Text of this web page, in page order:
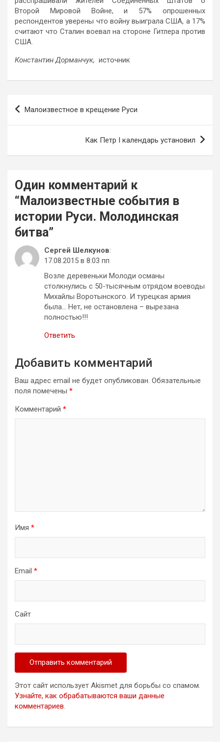
Второй Мировой Войне, и 57% опрошенных
респондентов уверены что войну выиграла США, а 17%
считают что Сталин воевал на стороне Гитлера против
США.
Константин Дорманчук, источник
Навигация
Малоизвестное в крещение Руси
Как Петр I календарь установил
Один комментарий к
“ Малоизвестные события в
истории Руси. Молодинская
битва”
Сергей Шелкунов:
17.08.2015 в 8:03 пп
Возле деревеньки Молоди османы
столкнулись с 50-тысячным отрядом воеводы
Михайлы Воротынского. И турецкая армия
была… Hет, не остановлена – вырезана
полностью!!!
Ответить
Добавить комментарий
Ваш адрес email не будет опубликован. Обязательные
поля помечены *
Комментарий *
Имя *
Email *
Сайт
Этот сайт использует Akismet для борьбы со спамом.
Узнайте, как обрабатываются ваши данные
комментариев.